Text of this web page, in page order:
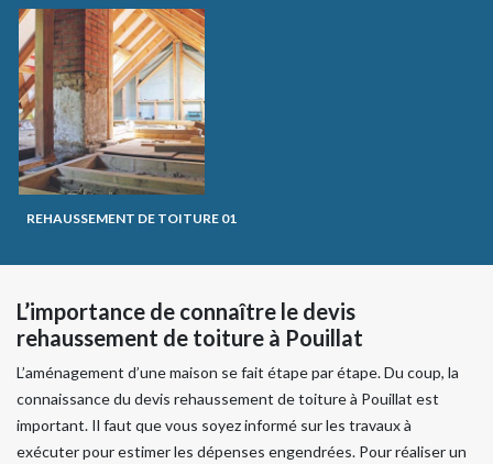
REHAUSSEMENT DE TOITURE 01
L’importance de connaître le devis
rehaussement de toiture à Pouillat
L’aménagement d’une maison se fait étape par étape. Du coup, la
connaissance du devis rehaussement de toiture à Pouillat est
important. Il faut que vous soyez informé sur les travaux à
exécuter pour estimer les dépenses engendrées. Pour réaliser un